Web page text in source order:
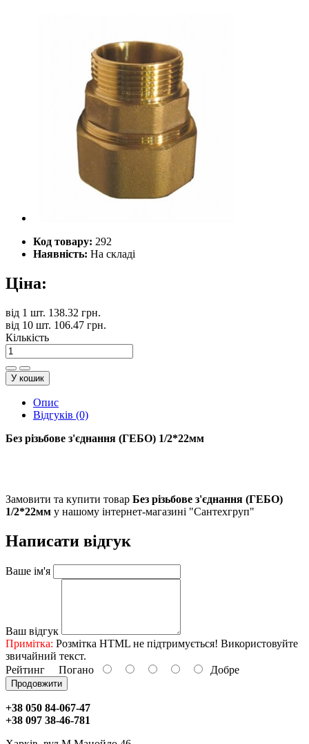
Код товару: 292
Наявність: На складі
Ціна:
від 1 шт. 138.32 грн.
від 10 шт. 106.47 грн.
Кількість
У кошик
Опис
Відгуків (0)
Без різьбове з'єднання (ГЕБО) 1/2*22мм
Замовити та купити товар Без різьбове з'єднання (ГЕБО)
1/2*22мм у нашому інтернет-магазині "Сантехгруп"
Написати відгук
Ваше ім'я
Ваш відгук
Примітка: Розмітка HTML не підтримується! Використовуйте
звичайний текст.
Рейтинг Погано Добре
Продовжити
+38 050 84-067-47
+38 097 38-46-781